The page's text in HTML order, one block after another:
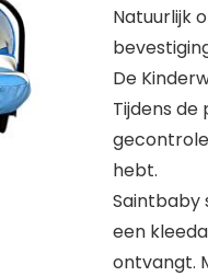
Natuurlijk
De
Tijdens
hebt.
Saintbaby
een
ontvangt.